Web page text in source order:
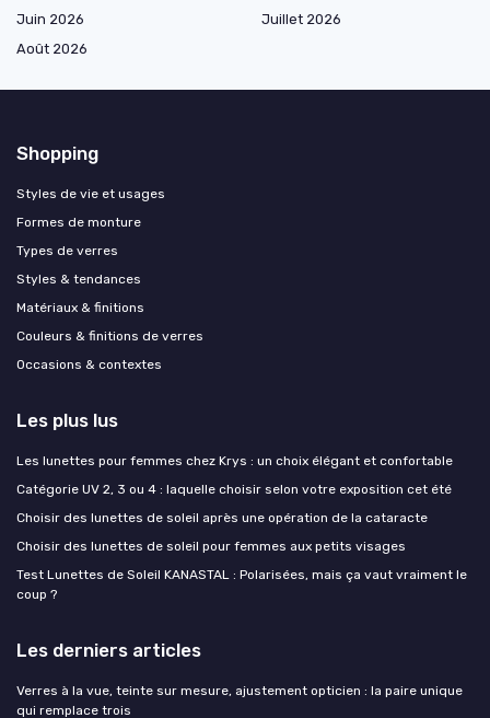
Juin 2026
Juillet 2026
Août 2026
Shopping
Styles de vie et usages
Formes de monture
Types de verres
Styles & tendances
Matériaux & finitions
Couleurs & finitions de verres
Occasions & contextes
Les plus lus
Les lunettes pour femmes chez Krys : un choix élégant et confortable
Catégorie UV 2, 3 ou 4 : laquelle choisir selon votre exposition cet été
Choisir des lunettes de soleil après une opération de la cataracte
Choisir des lunettes de soleil pour femmes aux petits visages
Test Lunettes de Soleil KANASTAL : Polarisées, mais ça vaut vraiment le
coup ?
Les derniers articles
Verres à la vue, teinte sur mesure, ajustement opticien : la paire unique
qui remplace trois